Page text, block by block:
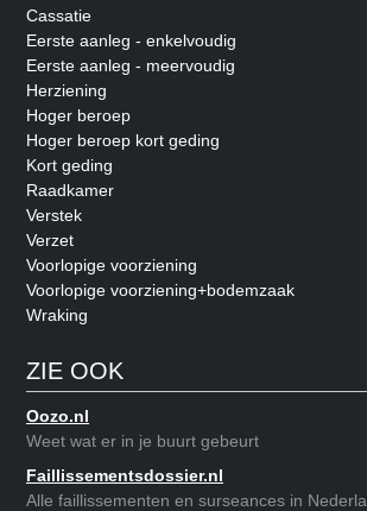
Cassatie
Eerste aanleg - enkelvoudig
Eerste aanleg - meervoudig
Herziening
Hoger beroep
Hoger beroep kort geding
Kort geding
Raadkamer
Verstek
Verzet
Voorlopige voorziening
Voorlopige voorziening+bodemzaak
Wraking
ZIE OOK
Oozo.nl
Weet wat er in je buurt gebeurt
Faillissementsdossier.nl
Alle faillissementen en surseances in